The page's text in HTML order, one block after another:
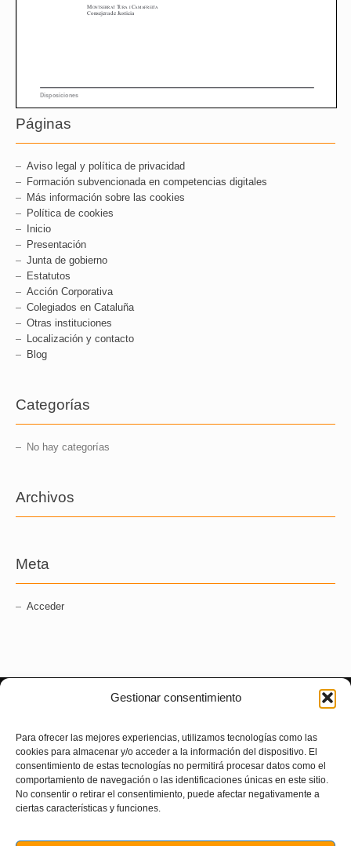
Gestionar consentimiento
Para ofrecer las mejores experiencias, utilizamos tecnologías como las
cookies para almacenar y/o acceder a la información del dispositivo. El
consentimiento de estas tecnologías no permitirá procesar datos como el
comportamiento de navegación o las identificaciones únicas en este sitio.
No consentir o retirar el consentimiento, puede afectar negativamente a
ciertas características y funciones.
Páginas
Aviso legal y política de privacidad
Formación subvencionada en competencias digitales
Más información sobre las cookies
Política de cookies
Inicio
Presentación
Junta de gobierno
Estatutos
Acción Corporativa
Colegiados en Cataluña
Otras instituciones
Localización y contacto
Blog
Categorías
No hay categorías
Archivos
Meta
Acceder
C/Bon Pastor 5, 08021
Barcelona
Teléfono: +34 934 145 026
E-mail:consell@apabcn.cat
Portal de la
-Guia del Coordinador
-Poster-Esquema per a la
Coordinació
Ventanilla única